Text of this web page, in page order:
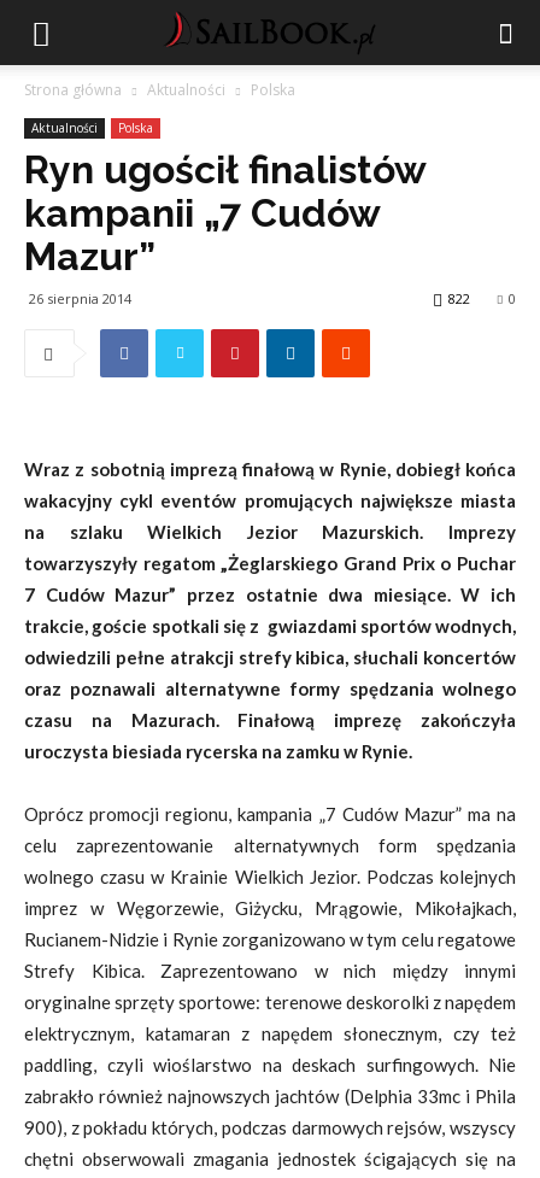
Strona główna Aktualności Polska
Aktualności Polska
Ryn ugościł finalistów
kampanii „7 Cudów
Mazur”
26 sierpnia 2014 0
822
Wraz z sobotnią imprezą finałową w Rynie, dobiegł końca
wakacyjny cykl eventów promujących największe miasta
na szlaku Wielkich Jezior Mazurskich. Imprezy
towarzyszyły regatom „Żeglarskiego Grand Prix o Puchar
7 Cudów Mazur” przez ostatnie dwa miesiące. W ich
trakcie, goście spotkali się z gwiazdami sportów wodnych,
odwiedzili pełne atrakcji strefy kibica, słuchali koncertów
oraz poznawali alternatywne formy spędzania wolnego
czasu na Mazurach. Finałową imprezę zakończyła
uroczysta biesiada rycerska na zamku w Rynie.
Oprócz promocji regionu, kampania „7 Cudów Mazur” ma na
celu zaprezentowanie alternatywnych form spędzania
wolnego czasu w Krainie Wielkich Jezior. Podczas kolejnych
imprez w Węgorzewie, Giżycku, Mrągowie, Mikołajkach,
Rucianem-Nidzie i Rynie zorganizowano w tym celu regatowe
Strefy Kibica. Zaprezentowano w nich między innymi
oryginalne sprzęty sportowe: terenowe deskorolki z napędem
elektrycznym, katamaran z napędem słonecznym, czy też
paddling, czyli wioślarstwo na deskach surfingowych. Nie
zabrakło również najnowszych jachtów (Delphia 33mc i Phila
900), z pokładu których, podczas darmowych rejsów, wszyscy
chętni obserwowali zmagania jednostek ścigających się na